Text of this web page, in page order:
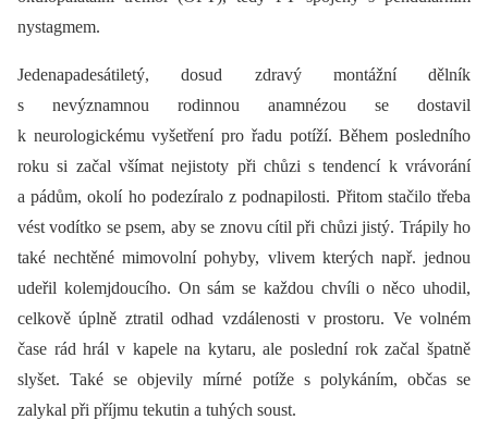
nystagmem.
Jedenapadesátiletý, dosud zdravý montážní dělník
s nevýznamnou rodinnou anamnézou se dostavil
k neurologickému vyšetření pro řadu potíží. Během posledního
roku si začal všímat nejistoty při chůzi s tendencí k vrávorání
a pádům, okolí ho podezíralo z podnapilosti. Přitom stačilo třeba
vést vodítko se psem, aby se znovu cítil při chůzi jistý. Trápily ho
také nechtěné mimovolní pohyby, vlivem kterých např. jednou
udeřil kolemjdoucího. On sám se každou chvíli o něco uhodil,
celkově úplně ztratil odhad vzdálenosti v prostoru. Ve volném
čase rád hrál v kapele na kytaru, ale poslední rok začal špatně
slyšet. Také se objevily mírné potíže s polykáním, občas se
zalykal při příjmu tekutin a tuhých soust.